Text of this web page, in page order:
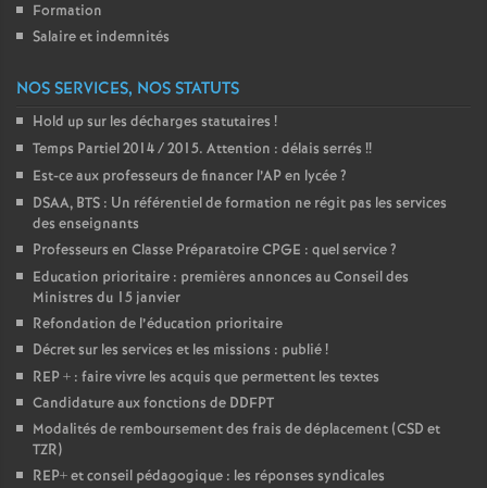
Formation
Salaire et indemnités
NOS SERVICES, NOS STATUTS
Hold up sur les décharges statutaires !
Temps Partiel 2014 / 2015. Attention : délais serrés !!
Est-ce aux professeurs de financer l’AP en lycée?
DSAA, BTS : Un référentiel de formation ne régit pas les services
des enseignants
Professeurs en Classe Préparatoire CPGE : quel service?
Education prioritaire : premières annonces au Conseil des
Ministres du 15 janvier
Refondation de l’éducation prioritaire
Décret sur les services et les missions : publié!
REP + : faire vivre les acquis que permettent les textes
Candidature aux fonctions de DDFPT
Modalités de remboursement des frais de déplacement (CSD et
TZR)
REP+ et conseil pédagogique : les réponses syndicales